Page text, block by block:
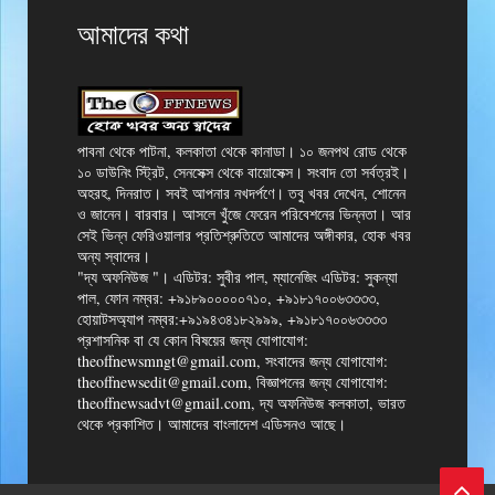
আমাদের কথা
পাবনা থেকে পাটনা, কলকাতা থেকে কানাডা। ১০ জনপথ রোড থেকে
১০ ডাউনিং স্ট্রিট, সেনসেক্স থেকে বায়োসেক্স। সংবাদ তো সর্বত্রই।
অহরহ, দিনরাত। সবই আপনার নখদর্পণে। তবু খবর দেখেন, শোনেন
ও জানেন। বারবার। আসলে খুঁজে ফেরেন পরিবেশনের ভিন্নতা। আর
সেই ভিন্ন ফেরিওয়ালার প্রতিশ্রুতিতে আমাদের অঙ্গীকার, হোক খবর
অন্য স্বাদের।
"দ্য অফনিউজ "। এডিটর: সুবীর পাল, ম্যানেজিং এডিটর: সুকন্যা
পাল, ফোন নম্বর: +৯১৮৯০০০০০৭১০, +৯১৮১৭০০৬৩৩৩৩,
হোয়াটসঅ্যাপ নম্বর:+৯১৯৪৩৪১৮২৯৯৯, +৯১৮১৭০০৬৩৩৩৩
প্রশাসনিক বা যে কোন বিষয়ের জন্য যোগাযোগ:
theoffnewsmngt@gmail.com, সংবাদের জন্য যোগাযোগ:
theoffnewsedit@gmail.com, বিজ্ঞাপনের জন্য যোগাযোগ:
theoffnewsadvt@gmail.com, দ্য অফনিউজ কলকাতা, ভারত
থেকে প্রকাশিত। আমাদের বাংলাদেশ এডিসনও আছে।